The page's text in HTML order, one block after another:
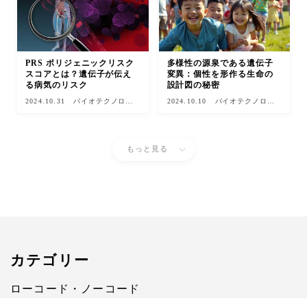
PRS ポリジェニックリスク
スコアとは？遺伝子が伝え
る病気のリスク
2024.10.31
バイオテクノロジ
多様性の源泉である遺伝子
変異：個性を形作る生命の
設計図の秘密
2024.10.10
バイオテクノロジ
もっと見る
カテゴリー
ローコード・ノーコード